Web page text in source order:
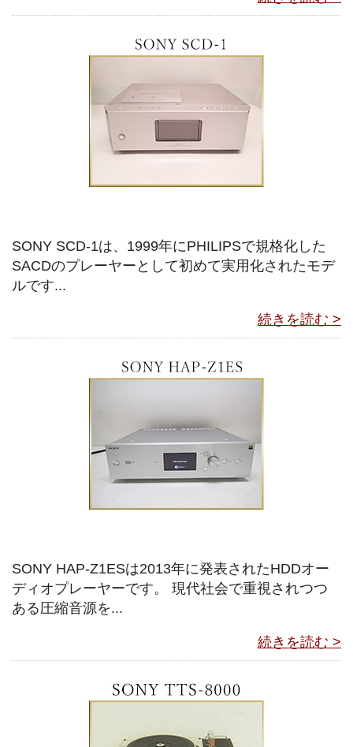
SONY SCD-1は、1999年にPHILIPSで規格化した
SACDのプレーヤーとして初めて実用化されたモデ
ルです...
続きを読む >
SONY HAP-Z1ESは2013年に発表されたHDDオー
ディオプレーヤーです。 現代社会で重視されつつ
ある圧縮音源を...
続きを読む >